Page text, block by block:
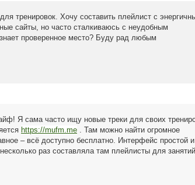
тренировок. Хочу составить плейлист с
сайты, но часто сталкиваюсь с неудобным
проверенное место? Буду рад любым
Я сама часто ищу новые треки для своих
https://mufm.me . Там можно найти огромное
– всё доступно бесплатно. Интерфейс простой и
раз составляла там плейлисты для